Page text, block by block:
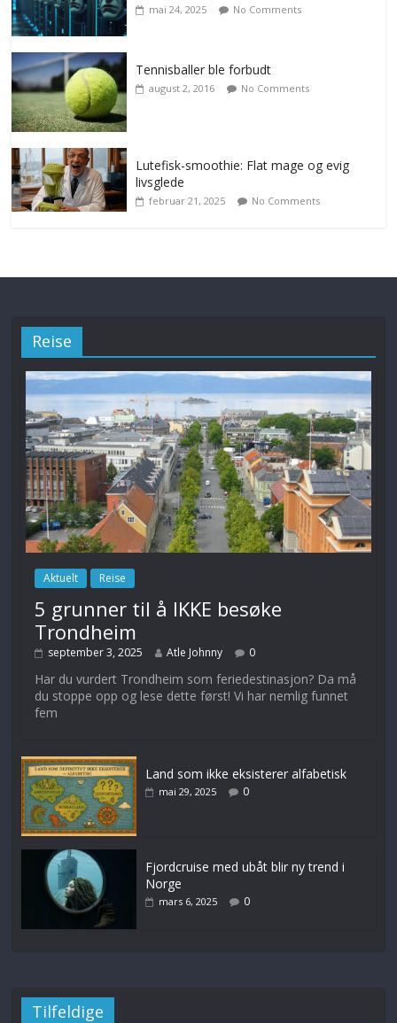
mai 24, 2025 No Comments
Tennisballer ble forbudt
august 2, 2016 No Comments
Lutefisk-smoothie: Flat mage og evig
livsglede
februar 21, 2025 No Comments
Reise
Aktuelt Reise
5 grunner til å IKKE besøke
Trondheim
september 3, 2025 Atle Johnny 0
Har du vurdert Trondheim som feriedestinasjon? Da må
du stoppe opp og lese dette først! Vi har nemlig funnet
fem
Land som ikke eksisterer alfabetisk
mai 29, 2025 0
Fjordcruise med ubåt blir ny trend i
Norge
mars 6, 2025 0
Tilfeldige